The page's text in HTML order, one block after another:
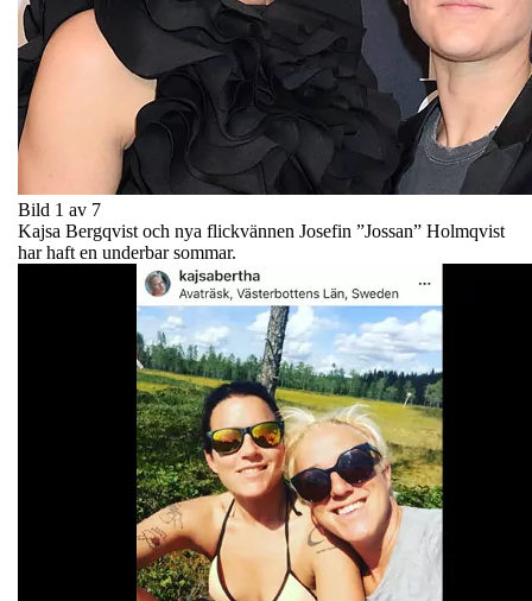
Bild 1 av 7
Kajsa Bergqvist och nya flickvännen Josefin ”Jossan” Holmqvist
har haft en underbar sommar.